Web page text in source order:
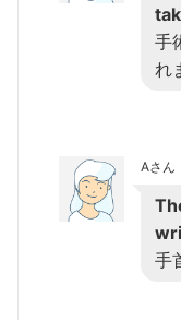
手
れ
Aさん
手